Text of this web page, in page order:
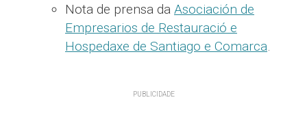
Nota de prensa da Asociación de
Empresarios de Restauració e
Hospedaxe de Santiago e Comarca.